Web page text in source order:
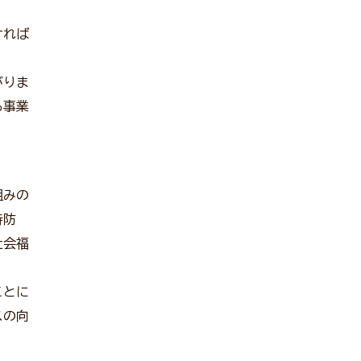
れば
ま
事業
の
防
会福
に
の向